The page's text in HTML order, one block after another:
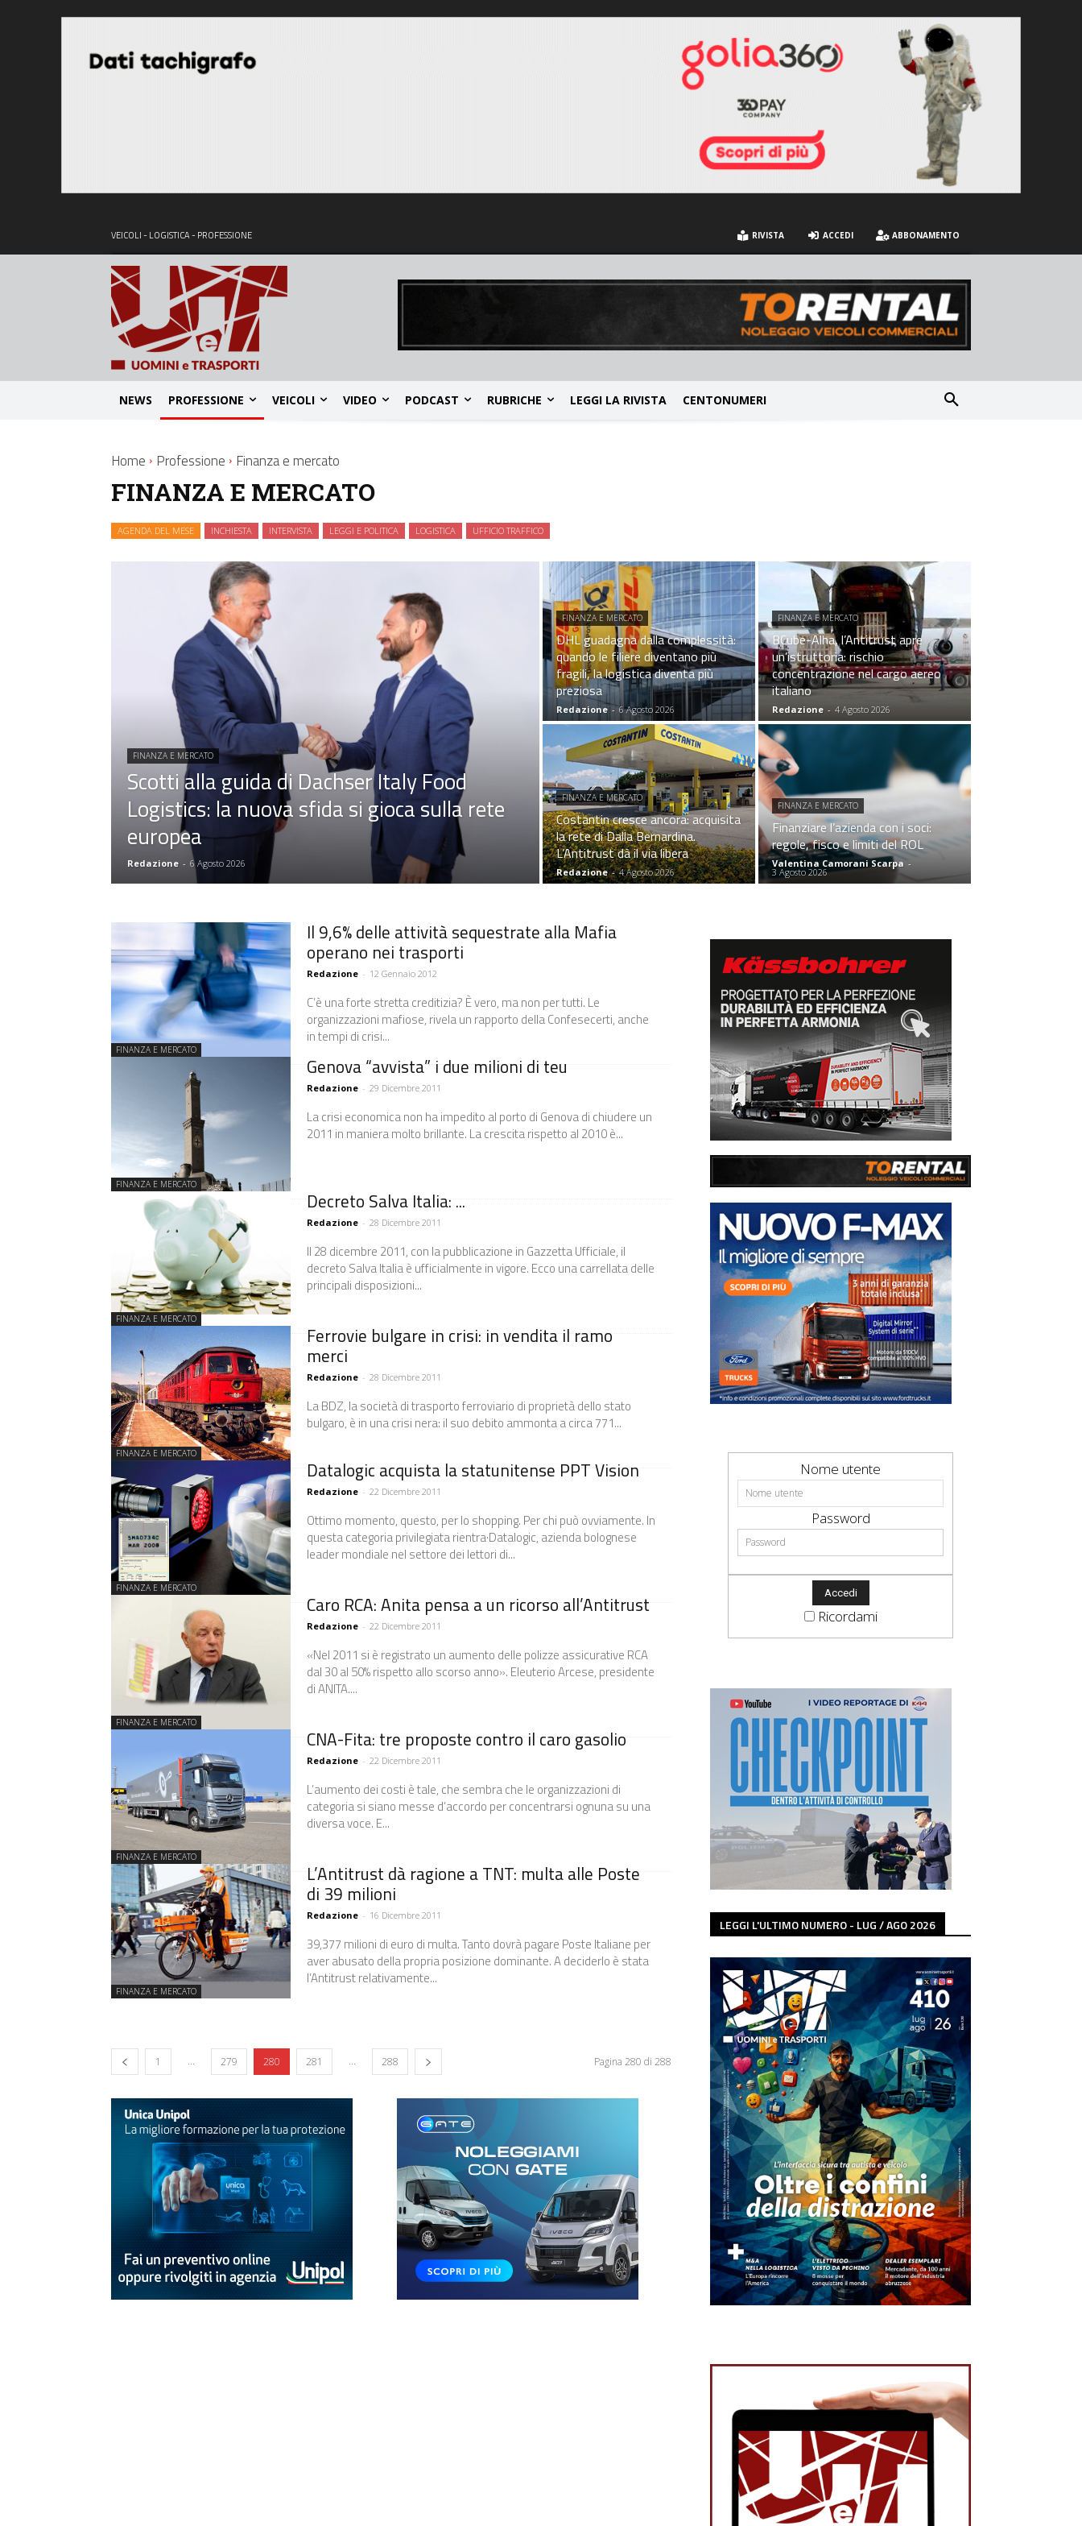
VEICOLI - LOGISTICA - PROFESSIONE RIVISTA ACCEDI ABBONAMENTO
NEWS PROFESSIONE VEICOLI VIDEO PODCAST RUBRICHE LEGGI LA RIVISTA CENTONUMERI
Home Professione Finanza e mercato
FINANZA E MERCATO
AGENDA DEL MESE INCHIESTA INTERVISTA LEGGI E POLITICA LOGISTICA UFFICIO TRAFFICO
FINANZA E MERCATO
Scotti alla guida di Dachser Italy Food
Logistics: la nuova sfida si gioca sulla rete
europea
Redazione - 6 Agosto 2026
FINANZA E MERCATO
DHL guadagna dalla complessità:
quando le filiere diventano più
fragili, la logistica diventa più
preziosa
Redazione - 6 Agosto 2026
FINANZA E MERCATO
BCube-Alha, l’Antitrust apre
un’istruttoria: rischio
concentrazione nel cargo aereo
italiano
Redazione - 4 Agosto 2026
FINANZA E MERCATO
Costantin cresce ancora: acquisita
la rete di Dalla Bernardina.
L’Antitrust dà il via libera
Redazione - 4 Agosto 2026
FINANZA E MERCATO
Finanziare l’azienda con i soci:
regole, fisco e limiti del ROL
Valentina Camorani Scarpa -
3 Agosto 2026
FINANZA E MERCATO
Il 9,6% delle attività sequestrate alla Mafia
operano nei trasporti
Redazione - 12 Gennaio 2012
C’è una forte stretta creditizia? È vero, ma non per tutti. Le
organizzazioni mafiose, rivela un rapporto della Confesecerti, anche
in tempi di crisi...
FINANZA E MERCATO
Genova “avvista” i due milioni di teu
Redazione - 29 Dicembre 2011
La crisi economica non ha impedito al porto di Genova di chiudere un
2011 in maniera molto brillante. La crescita rispetto al 2010 è...
FINANZA E MERCATO
Decreto Salva Italia: ...
Redazione - 28 Dicembre 2011
Il 28 dicembre 2011, con la pubblicazione in Gazzetta Ufficiale, il
decreto Salva Italia è ufficialmente in vigore. Ecco una carrellata delle
principali disposizioni...
FINANZA E MERCATO
Ferrovie bulgare in crisi: in vendita il ramo
merci
Redazione - 28 Dicembre 2011
La BDZ, la società di trasporto ferroviario di proprietà dello stato
bulgaro, è in una crisi nera: il suo debito ammonta a circa 771...
FINANZA E MERCATO
Datalogic acquista la statunitense PPT Vision
Redazione - 22 Dicembre 2011
Ottimo momento, questo, per lo shopping. Per chi può ovviamente. In
questa categoria privilegiata rientra·Datalogic, azienda bolognese
leader mondiale nel settore dei lettori di...
FINANZA E MERCATO
Caro RCA: Anita pensa a un ricorso all’Antitrust
Redazione - 22 Dicembre 2011
«Nel 2011 si è registrato un aumento delle polizze assicurative RCA
dal 30 al 50% rispetto allo scorso anno». Eleuterio Arcese, presidente
di ANITA....
FINANZA E MERCATO
CNA-Fita: tre proposte contro il caro gasolio
Redazione - 22 Dicembre 2011
L’aumento dei costi è tale, che sembra che le organizzazioni di
categoria si siano messe d’accordo per concentrarsi ognuna su una
diversa voce. E...
FINANZA E MERCATO
L’Antitrust dà ragione a TNT: multa alle Poste
di 39 milioni
Redazione - 16 Dicembre 2011
39,377 milioni di euro di multa. Tanto dovrà pagare Poste Italiane per
aver abusato della propria posizione dominante. A deciderlo è stata
l’Antitrust relativamente...
1 ... 279 280 281 ... 288 Pagina 280 di 288
Nome utente
Password
Ricordami
LEGGI L'ULTIMO NUMERO - LUG / AGO 2026